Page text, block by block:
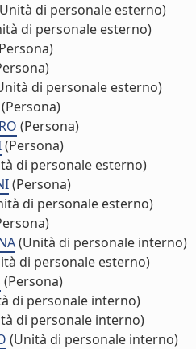
di personale esterno)
di personale esterno)
di personale esterno)
(Persona)
(Persona)
(Persona)
di personale esterno)
(Persona)
di personale esterno)
(Unità di personale interno)
di personale esterno)
(Persona)
di personale interno)
di personale interno)
(Unità di personale interno)